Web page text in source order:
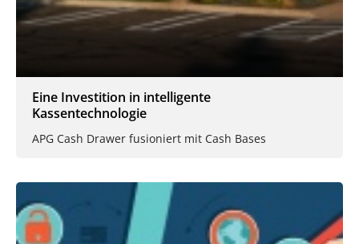
Eine Investition in intelligente
Kassentechnologie
APG Cash Drawer fusioniert mit Cash Bases